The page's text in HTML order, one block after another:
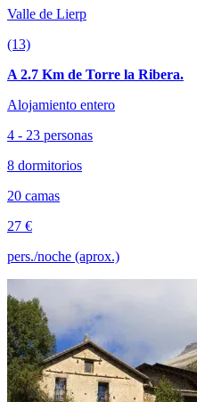
Valle de Lierp
(13)
A 2.7 Km de Torre la Ribera.
Alojamiento entero
4 - 23 personas
8 dormitorios
20 camas
27 €
pers./noche (aprox.)